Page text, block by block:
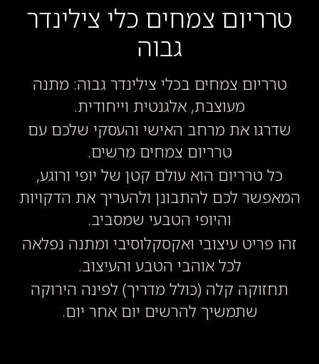
טרריום צמחים כלי צילינדר
גבוה
טרריום צמחים בכלי צילינדר גבוה: מתנה
מעוצבת, אלגנטית וייחודית.
שדרגו את מרחב האישי והעסקי שלכם עם
טרריום צמחים מרשים.
כל טרריום הוא עולם קטן של יופי ורוגע,
לכם להתבונן ולהעריך את הדקויות
והיופי הטבעי שמסביב.
זהו פריט עיצובי ואקסקלוסיבי ומתנה נפלאה
לכל אוהבי הטבע והעיצוב.
תחזוקה קלה (כולל מדריך) לפינה הירוקה
שתמשיך להרשים יום אחר יום.